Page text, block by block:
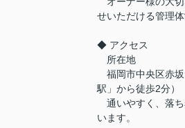
せいただける管理
◆ アクセス
所在地
福岡市中央区赤
駅」から徒歩2分）
通いやすく、落
います。